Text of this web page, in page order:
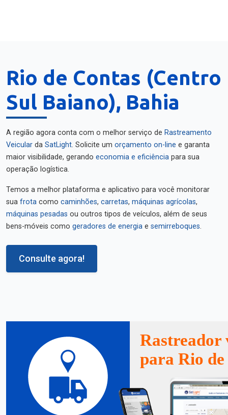
Rio de Contas (Centro
Sul Baiano), Bahia
A região agora conta com o melhor serviço de Rastreamento
Veicular da SatLight. Solicite um orçamento on-line e garanta
maior visibilidade, gerando economia e eficiência para sua
operação logística.
Temos a melhor plataforma e aplicativo para você monitorar
sua frota como caminhões, carretas, máquinas agrícolas,
máquinas pesadas ou outros tipos de veículos, além de seus
bens-móveis como geradores de energia e semirreboques.
Consulte agora!
Rastreador
para Rio